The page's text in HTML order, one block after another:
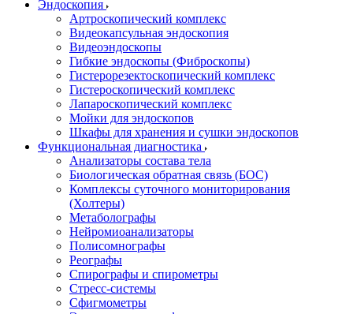
Эндоскопия
Артроскопический комплекс
Видеокапсульная эндоскопия
Видеоэндоскопы
Гибкие эндоскопы (Фиброcкопы)
Гистерорезектоскопический комплекс
Гистероскопический комплекс
Лапароскопический комплекс
Мойки для эндоскопов
Шкафы для хранения и сушки эндоскопов
Функциональная диагностика
Анализаторы состава тела
Биологическая обратная связь (БОС)
Комплексы суточного мониторирования
(Холтеры)
Метаболографы
Нейромиоанализаторы
Полисомнографы
Реографы
Спирографы и спирометры
Стресс-системы
Сфигмометры